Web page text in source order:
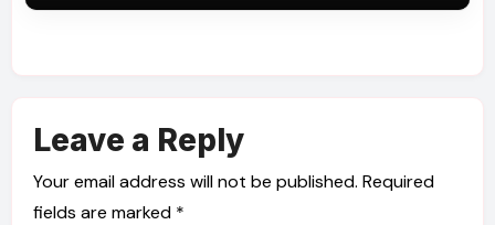
Leave a Reply
Your email address will not be published. Required
fields are marked *